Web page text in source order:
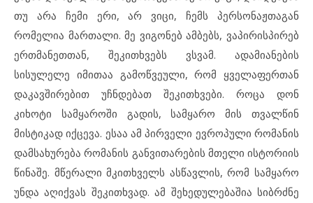
თუ არა ჩემი ერი, არ ვიცი, ჩემს პერსონაჟთაგან
რომელია მართალი. მე ვიგონებ ამბებს, ვაპირისპირებ
ერთმანეთთან, შეკითხვებს ვსვამ. ადამიანების
სისულელე იმითაა გამოწვეული, რომ ყველაფერთან
დაკავშირებით უჩნდებათ შეკითხვები. როცა დონ
კიხოტი სამყაროში გადის, სამყარო მის თვალწინ
მისტიკად იქცევა. ესაა ამ პირველი ევროპული რომანის
დამსახურება რომანის განვითარების მთელი ისტორიის
წინაშე. მწერალი მკითხველს ასწავლის, რომ სამყარო
უნდა აღიქვას შეკითხვად. ამ შეხედულებაშია სიბრძნე